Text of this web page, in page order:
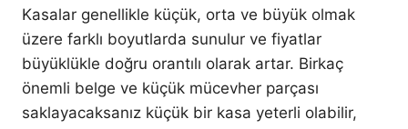
Kasalar genellikle küçük, orta ve büyük olmak
üzere farklı boyutlarda sunulur ve fiyatlar
büyüklükle doğru orantılı olarak artar. Birkaç
önemli belge ve küçük mücevher parçası
saklayacaksanız küçük bir kasa yeterli olabilir,